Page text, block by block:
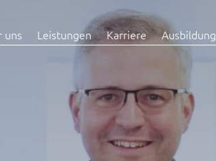
uns Leistungen Karriere Ausbildung